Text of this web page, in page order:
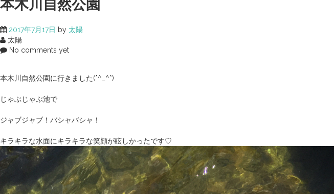
本木川自然公園
2017年7月17日 by 太陽
太陽
No comments yet
本木川自然公園に行きました(*^_^*)
じゃぶじゃぶ池で
ジャブジャブ！バシャバシャ！
キラキラな水面にキラキラな笑顔が眩しかったです♡